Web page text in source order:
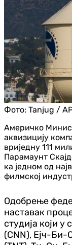
Фото: Tanjug /
Америчко
аквизицију
вриједну 111
Парамаунт
ка једном од
филмској
Одобрење
наставак
студија који
(CNN), Ејч-